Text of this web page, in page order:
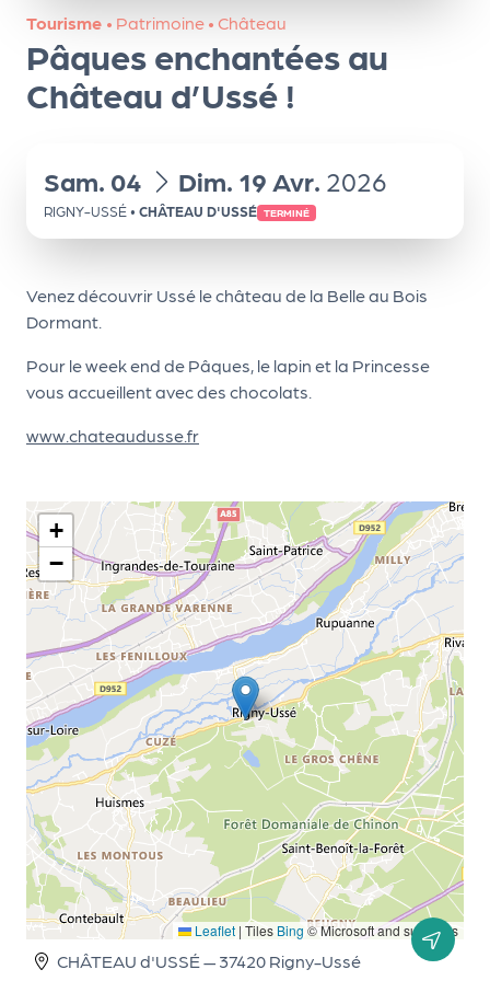
Tourisme • Patrimoine • Château
Pâques enchantées au
Château d’Ussé !
du
Sam. 04 au
Dim. 19 Avr. 2026
RIGNY-USSÉ • CHÂTEAU D'USSÉ TERMINÉ
Venez découvrir Ussé le château de la Belle au Bois
Dormant.
Pour le week end de Pâques, le lapin et la Princesse
vous accueillent avec des chocolats.
www.chateaudusse.fr
+
−
Leaflet | Tiles Bing © Microsoft and suppliers
CHÂTEAU d'USSÉ — 37420 Rigny-Ussé
ns
PR
O
PR
O
G!
Ma
Sui
vr
PR
O
G!
N
os
se
rvi
ce
L
e
k